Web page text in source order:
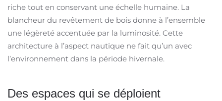
riche tout en conservant une échelle humaine. La
blancheur du revêtement de bois donne à l’ensemble
une légèreté accentuée par la luminosité. Cette
architecture à l’aspect nautique ne fait qu’un avec
l’environnement dans la période hivernale.
Des espaces qui se déploient